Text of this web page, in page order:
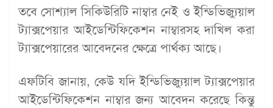
তবে সোশ্যাল সিকিউরিটি নাম্বার নেই ও ইন্ডিভিজ্যুয়াল
ট্যাক্সপেয়ার আইডেন্টিফিকেশন নাম্বারসহ দাখিল করা
ট্যাক্সপেয়ারের আবেদনের ক্ষেত্রে পার্থক্য আছে।
এফটিবি জানায়, কেউ যদি ইন্ডিভিজ্যুয়াল ট্যাক্সপেয়ার
আইডেন্টিফিকেশন নাম্বার জন্য আবেদন করেছে কিন্তু